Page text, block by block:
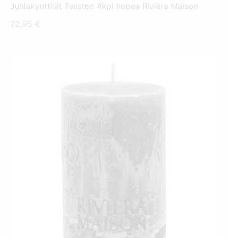
Juhlakynttilät Twisted 4kpl hopea Rivièra Maison
22,95 €